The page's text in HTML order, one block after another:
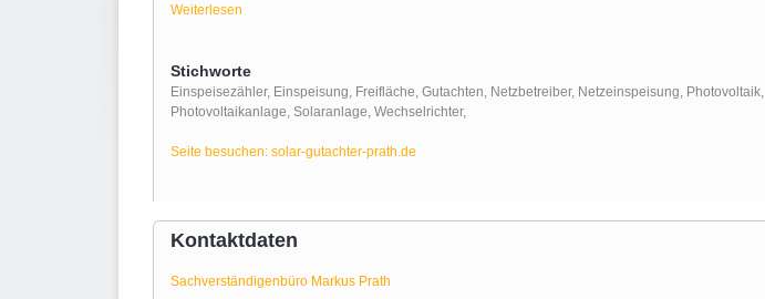
Weiterlesen
Stichworte
Einspeisezähler, Einspeisung, Freifläche, Gutachten, Netzbetreiber, Netzeinspeisung, Photovoltaik,
Photovoltaikanlage, Solaranlage, Wechselrichter,
Seite besuchen: solar-gutachter-prath.de
Kontaktdaten
Sachverständigenbüro Markus Prath